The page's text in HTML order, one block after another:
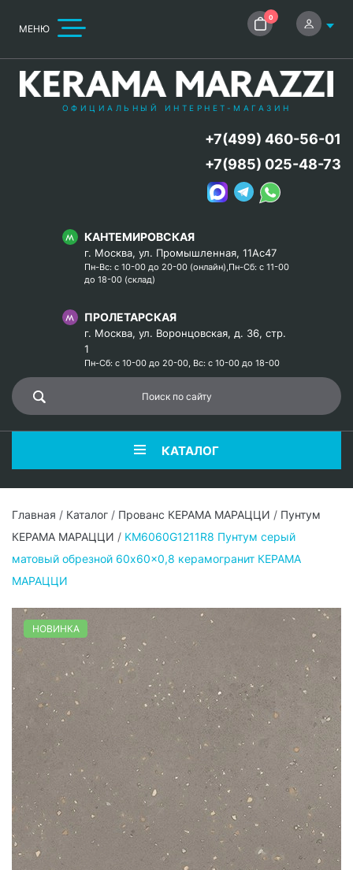
МЕНЮ
0
ОФИЦИАЛЬНЫЙ ИНТЕРНЕТ-МАГАЗИН
КАНТЕМИРОВСКАЯ
г. Москва, ул. Промышленная, 11Ас47
Пн-Вс: с 10-00 до 20-00 (онлайн),Пн-Сб: с 11-00
до 18-00 (склад)
ПРОЛЕТАРСКАЯ
г. Москва, ул. Воронцовская, д. 36, стр.
1
Пн-Сб: с 10-00 до 20-00, Вс: с 10-00 до 18-00
+7(499) 460-56-01
+7(985) 025-48-73
КАТАЛОГ
Главная / Каталог / Прованс КЕРАМА МАРАЦЦИ / Пунтум
КЕРАМА МАРАЦЦИ / KM6060G1211R8 Пунтум серый
матовый обрезной 60x60x0,8 керамогранит КЕРАМА
МАРАЦЦИ
НОВИНКА